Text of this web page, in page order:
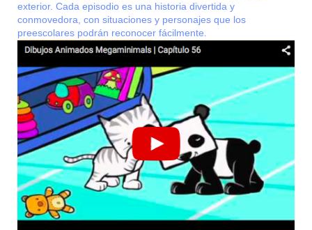
exterior. Cada episodio es una historia divertida y
conmovedora, con situaciones y personajes que los
preescolares podrán reconocer fácilmente.